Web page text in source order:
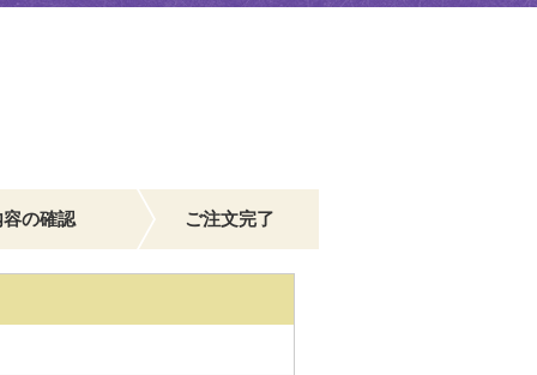
の確認 ご注文完了